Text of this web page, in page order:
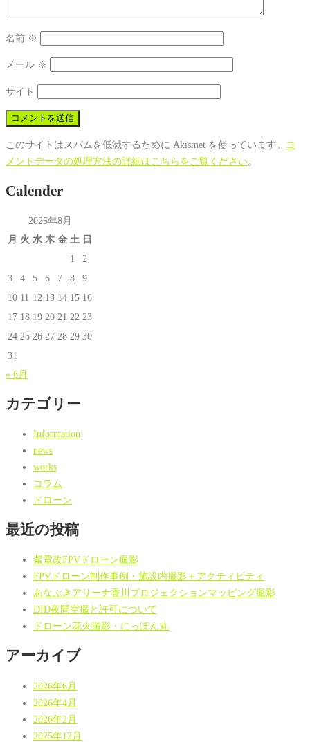
名前 ※
メール ※
サイト
このサイトはスパムを低減するために Akismet を使っています。
コ
メントデータの処理方法の詳細はこちらをご覧ください。
Calender
2026年8月
月 火 水 木 金 土 日
1
2
3
4 5 6 7 8
9
10 11 12 13 14 15 16
17 18 19 20 21 22 23
24 25 26 27 28 29 30
31
« 6月
カテゴリー
Information
news
works
コラム
ドローン
最近の投稿
紫電改FPVドローン撮影
FPVドローン制作事例・施設内撮影＋アクティビティ
あなぶきアリーナ香川プロジェクションマッピング撮影
DID夜間空撮と許可について
ドローン花火撮影・にっぽん丸
アーカイブ
2026年6月
2026年4月
2026年2月
2025年12月